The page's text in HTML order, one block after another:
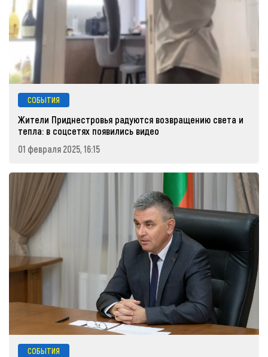
СОБЫТИЯ
Жители Приднестровья радуются возвращению света и
тепла: в соцсетях появились видео
01 февраля 2025, 16:15
СОБЫТИЯ